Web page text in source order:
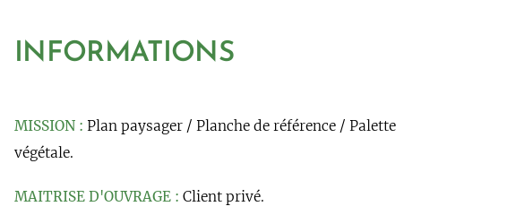
INFORMATIONS
MISSION :Plan paysager / Planche de référence / Palette
végétale.
MAITRISE D'OUVRAGE : Client privé.